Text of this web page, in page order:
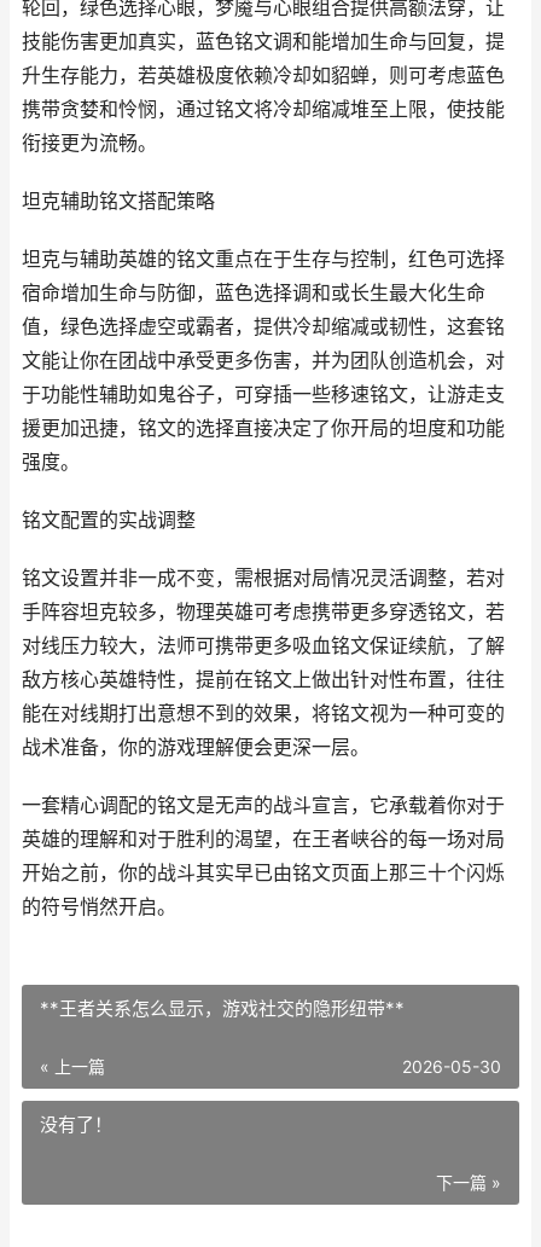
轮回，绿色选择心眼，梦魇与心眼组合提供高额法穿，让
技能伤害更加真实，蓝色铭文调和能增加生命与回复，提
升生存能力，若英雄极度依赖冷却如貂蝉，则可考虑蓝色
携带贪婪和怜悯，通过铭文将冷却缩减堆至上限，使技能
衔接更为流畅。
坦克辅助铭文搭配策略
坦克与辅助英雄的铭文重点在于生存与控制，红色可选择
宿命增加生命与防御，蓝色选择调和或长生最大化生命
值，绿色选择虚空或霸者，提供冷却缩减或韧性，这套铭
文能让你在团战中承受更多伤害，并为团队创造机会，对
于功能性辅助如鬼谷子，可穿插一些移速铭文，让游走支
援更加迅捷，铭文的选择直接决定了你开局的坦度和功能
强度。
铭文配置的实战调整
铭文设置并非一成不变，需根据对局情况灵活调整，若对
手阵容坦克较多，物理英雄可考虑携带更多穿透铭文，若
对线压力较大，法师可携带更多吸血铭文保证续航，了解
敌方核心英雄特性，提前在铭文上做出针对性布置，往往
能在对线期打出意想不到的效果，将铭文视为一种可变的
战术准备，你的游戏理解便会更深一层。
一套精心调配的铭文是无声的战斗宣言，它承载着你对于
英雄的理解和对于胜利的渴望，在王者峡谷的每一场对局
开始之前，你的战斗其实早已由铭文页面上那三十个闪烁
的符号悄然开启。
**王者关系怎么显示，游戏社交的隐形纽带**
« 上一篇 2026-05-30
没有了！
下一篇 »